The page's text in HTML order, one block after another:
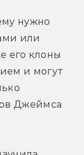
нужно
или
его клоны
и могут
Джеймса